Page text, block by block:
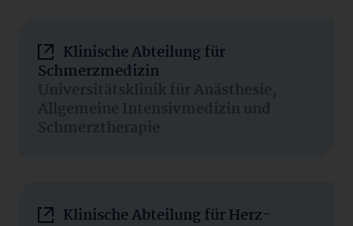
Klinische Abteilung für
Schmerzmedizin
Universitätsklinik für Anästhesie,
Allgemeine Intensivmedizin und
Schmerztherapie
Klinische Abteilung für Herz-